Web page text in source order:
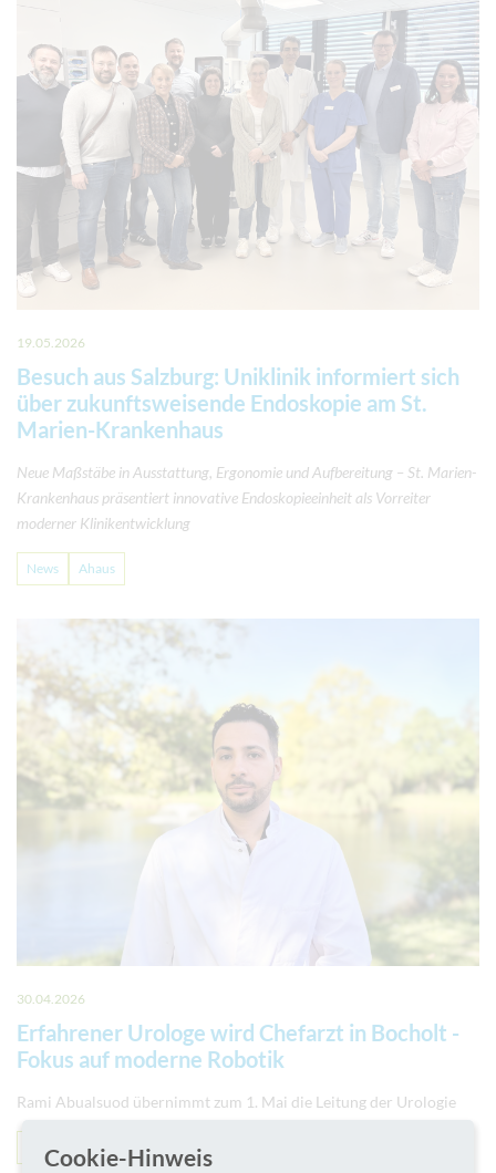
19.05.2026
Besuch aus Salzburg: Uniklinik informiert sich
über zukunftsweisende Endoskopie am St.
Marien-Krankenhaus
Neue Maßstäbe in Ausstattung, Ergonomie und Aufbereitung – St. Marien-
Krankenhaus präsentiert innovative Endoskopieeinheit als Vorreiter
moderner Klinikentwicklung
News Ahaus
30.04.2026
Erfahrener Urologe wird Chefarzt in Bocholt -
Fokus auf moderne Robotik
Rami Abualsuod übernimmt zum 1. Mai die Leitung der Urologie
News Bocholt
Cookie-Hinweis